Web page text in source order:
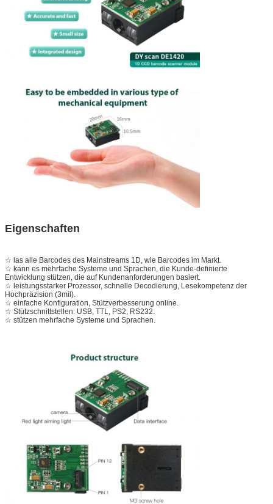
Eigenschaften
☆ las alle Barcodes des Mainstreams 1D, wie Barcodes im Markt.
☆ kann es mehrfache Systeme und Sprachen, die Kunde-definierte
Entwicklung stützen, die auf Kundenanforderungen basiert.
☆ leistungsstarker Prozessor, schnelle Decodierung, Lesekompetenz der
Hochpräzision (3mil).
☆ einfache Konfiguration, Stützverbesserung online.
☆ Stützschnittstellen: USB, TTL, PS2, RS232.
☆ stützen mehrfache Systeme und Sprachen.